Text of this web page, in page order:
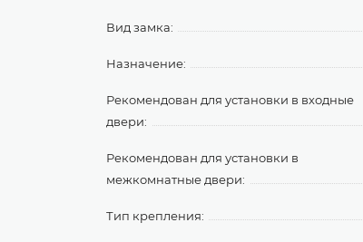
Вид замка:
Назначение:
Рекомендован для установки в входные
двери:
Рекомендован для установки в
межкомнатные двери:
Тип крепления: